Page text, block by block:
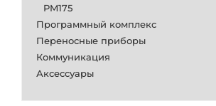
PM175
Программный комплекс
Переносные приборы
Коммуникация
Аксессуары